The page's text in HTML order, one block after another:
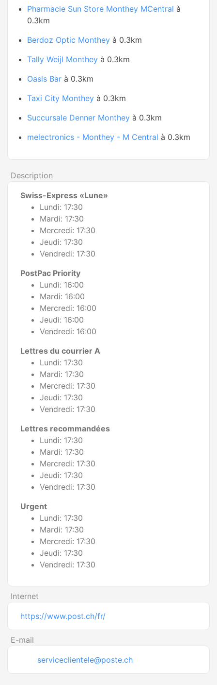
Pharmacie Sun Store Monthey MCentral à
0.3km
Berdoz Optic Monthey à 0.3km
Tally Weijl Monthey à 0.3km
Oasis Bar à 0.3km
Taxi City Monthey à 0.3km
Succursale Denner Monthey à 0.3km
melectronics - Monthey - M Central à 0.3km
Description
Swiss-Express «Lune»
Lundi: 17:30
Mardi: 17:30
Mercredi: 17:30
Jeudi: 17:30
Vendredi: 17:30
PostPac Priority
Lundi: 16:00
Mardi: 16:00
Mercredi: 16:00
Jeudi: 16:00
Vendredi: 16:00
Lettres du courrier A
Lundi: 17:30
Mardi: 17:30
Mercredi: 17:30
Jeudi: 17:30
Vendredi: 17:30
Lettres recommandées
Lundi: 17:30
Mardi: 17:30
Mercredi: 17:30
Jeudi: 17:30
Vendredi: 17:30
Urgent
Lundi: 17:30
Mardi: 17:30
Mercredi: 17:30
Jeudi: 17:30
Vendredi: 17:30
Internet
https://www.post.ch/fr/
E-mail
serviceclientele@poste.ch